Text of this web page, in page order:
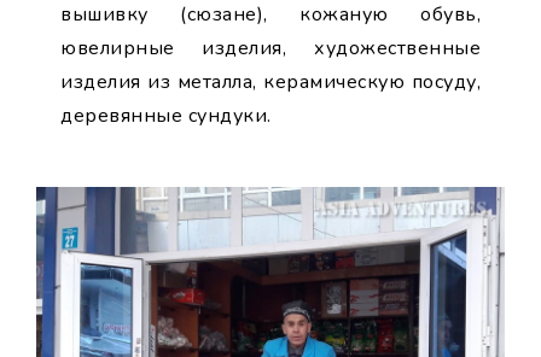
вышивку (сюзане), кожаную обувь,
ювелирные изделия, художественные
изделия из металла, керамическую посуду,
деревянные сундуки.